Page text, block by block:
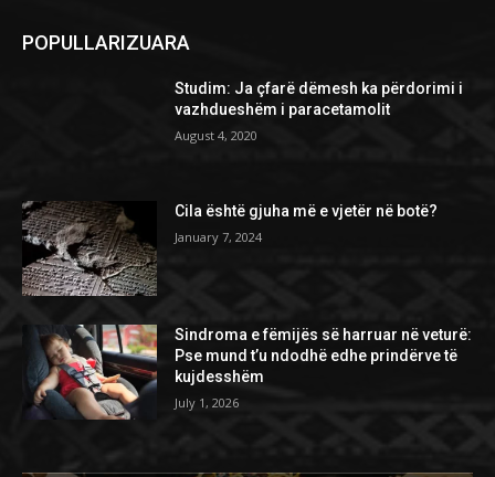
POPULLARIZUARA
Studim: Ja çfarë dëmesh ka përdorimi i
vazhdueshëm i paracetamolit
August 4, 2020
Cila është gjuha më e vjetër në botë?
January 7, 2024
Sindroma e fëmijës së harruar në veturë:
Pse mund t’u ndodhë edhe prindërve të
kujdesshëm
July 1, 2026